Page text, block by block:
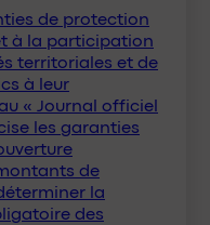
de protection
à la participation
territoriales et de
à leur
« Journal officiel
les garanties
de
la
des